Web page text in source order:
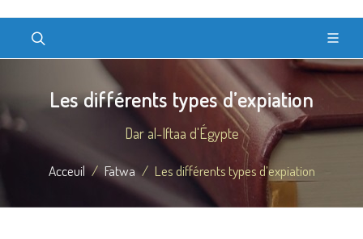
Les différents types d’expiation
Dar al-Iftaa d'Égypte
Acceuil Fatwa Les différents types d’expiation